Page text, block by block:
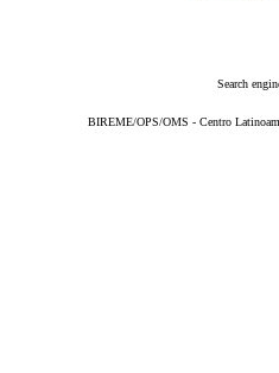
Search
BIREME/OPS/OMS - Centro